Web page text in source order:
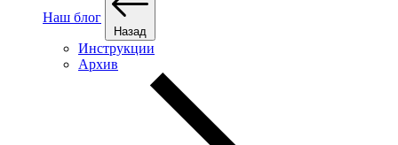
Наш блог
Назад
Инструкции
Архив